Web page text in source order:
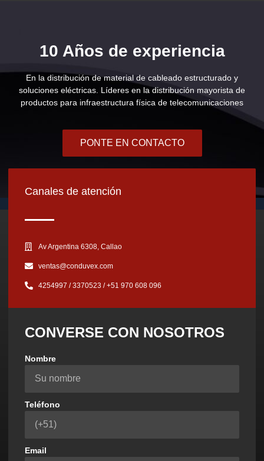
10 Años de experiencia
En la distribución de material de cableado estructurado y
soluciones eléctricas. Líderes en la distribución mayorista de
productos para infraestructura física de telecomunicaciones
PONTE EN CONTACTO
Canales de atención
Av Argentina 6308, Callao
ventas@conduvex.com
4254997 / 3370523 / ‪+51 970 608 096‬
CONVERSE CON NOSOTROS
Nombre
Teléfono
Email